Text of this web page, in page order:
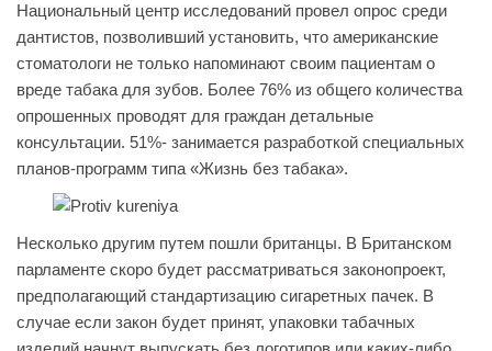
Национальный центр исследований провел опрос среди
дантистов, позволивший установить, что американские
стоматологи не только напоминают своим пациентам о
вреде табака для зубов. Более 76% из общего количества
опрошенных проводят для граждан детальные
консультации. 51%- занимается разработкой специальных
планов-программ типа «Жизнь без табака».
Несколько другим путем пошли британцы. В Британском
парламенте скоро будет рассматриваться законопроект,
предполагающий стандартизацию сигаретных пачек. В
случае если закон будет принят, упаковки табачных